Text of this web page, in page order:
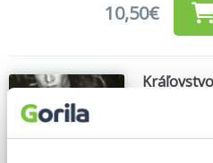
10,50€
Vieš, kto